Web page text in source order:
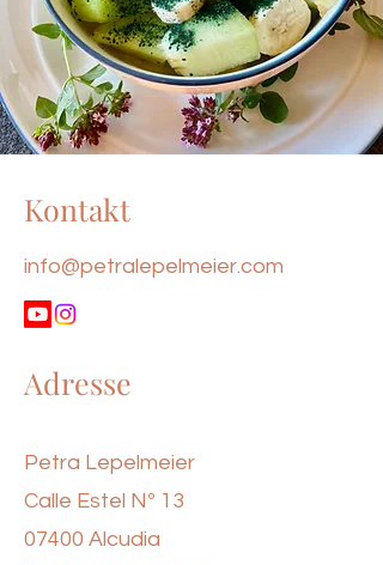
Kontakt
info@petralepelmeier.com
Adresse
Petra Lepelmeier
Calle Estel Nº 13
07400 Alcudia